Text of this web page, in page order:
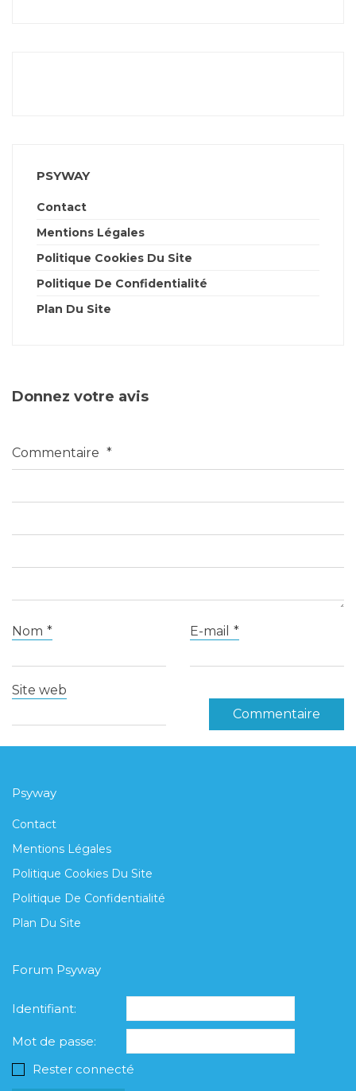
PSYWAY
Contact
Mentions Légales
Politique Cookies Du Site
Politique De Confidentialité
Plan Du Site
Donnez votre avis
Commentaire *
Nom * E-mail *
Site web
Psyway
Contact
Mentions Légales
Politique Cookies Du Site
Politique De Confidentialité
Plan Du Site
Forum Psyway
Identifiant:
Mot de passe:
Rester connecté